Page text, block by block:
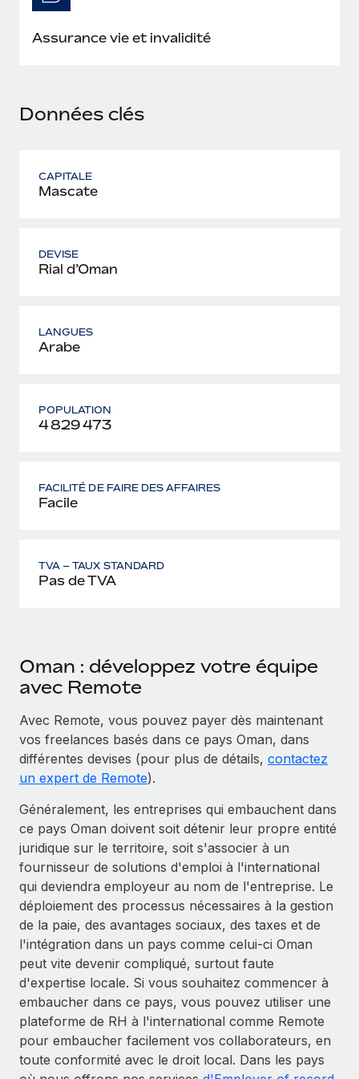
En savoir plus
Assurance vie et invalidité
Données clés
CAPITALE
Mascate
DEVISE
Rial d’Oman
LANGUES
Arabe
POPULATION
4 829 473
FACILITÉ DE FAIRE DES AFFAIRES
Facile
TVA – TAUX STANDARD
Pas de TVA
Oman : développez votre équipe
avec Remote
Avec Remote, vous pouvez payer dès maintenant
vos freelances basés dans ce pays Oman, dans
différentes devises (pour plus de détails, contactez
un expert de Remote).
Généralement, les entreprises qui embauchent dans
ce pays Oman doivent soit détenir leur propre entité
juridique sur le territoire, soit s'associer à un
fournisseur de solutions d'emploi à l'international
qui deviendra employeur au nom de l'entreprise. Le
déploiement des processus nécessaires à la gestion
de la paie, des avantages sociaux, des taxes et de
l'intégration dans un pays comme celui-ci Oman
peut vite devenir compliqué, surtout faute
d'expertise locale. Si vous souhaitez commencer à
embaucher dans ce pays, vous pouvez utiliser une
plateforme de RH à l'international comme Remote
pour embaucher facilement vos collaborateurs, en
toute conformité avec le droit local. Dans les pays